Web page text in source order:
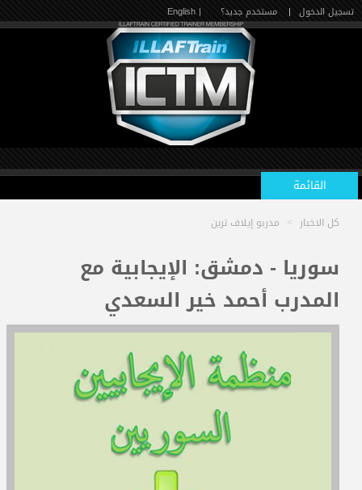
تسجيل الدخول | مستخدم جديد؟ | English
القائمة
الرئيسية
الدورات القادمة
كل الاخبار > مدربو إيلاف ترين
سوريا - دمشق: الإيجابية مع
المدرب أحمد خير السعدي